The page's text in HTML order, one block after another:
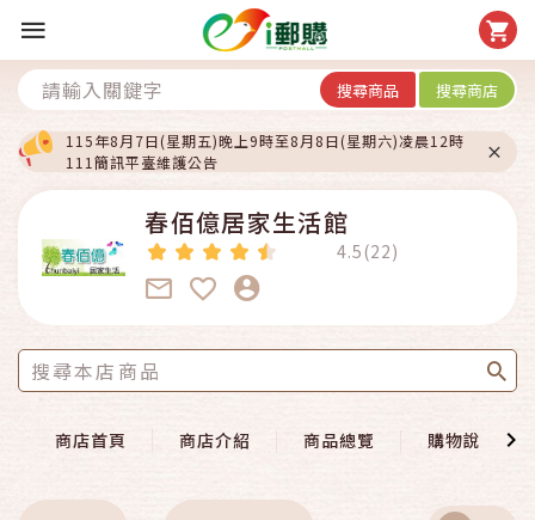
搜尋商品 搜尋商店
115年8月7日(星期五)晚上9時至8月8日(星期六)凌晨12時
111簡訊平臺維護公告
春佰億居家生活館
4.5(22)
商店首頁 商店介紹 商品總覽 購物說明